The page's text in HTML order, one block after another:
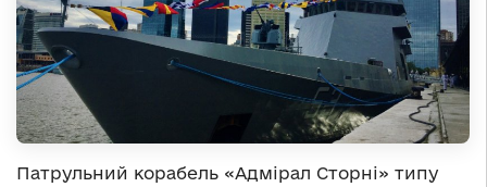
Патрульний корабель «Адмірал Сторні» типу